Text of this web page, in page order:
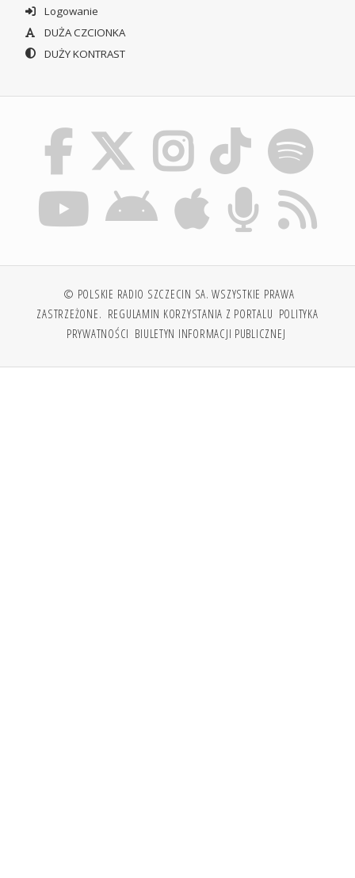
Logowanie
DUŻA CZCIONKA
DUŻY KONTRAST
© POLSKIE RADIO SZCZECIN SA. WSZYSTKIE PRAWA
ZASTRZEŻONE. REGULAMIN KORZYSTANIA Z PORTALU POLITYKA
PRYWATNOŚCI BIULETYN INFORMACJI PUBLICZNEJ